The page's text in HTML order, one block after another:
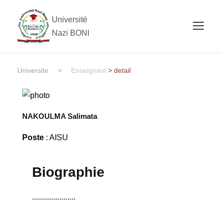
Université
Nazi BONI
Universite > Enseignant > detail
NAKOULMA Salimata
Poste: AISU
Biographie
......................